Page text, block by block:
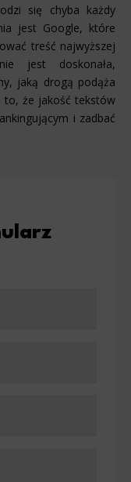
się chyba każdy
jest Google, które
treść najwyższej
jest doskonała,
jaką drogą podąża
to, że jakość tekstów
i zadbać